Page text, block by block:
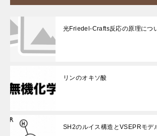
光Friedel-Crafts反応の原理につ
リンのオキソ酸
SH2のルイス構造とVSEPRモデ